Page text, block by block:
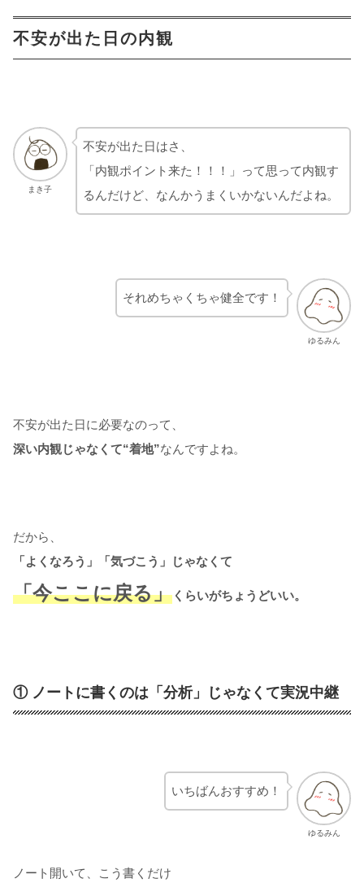
不安が出た日の内観
まき子
不安が出た日はさ、
「内観ポイント来た！！！」って思って内観す
るんだけど、なんかうまくいかないんだよね。
ゆるみん
それめちゃくちゃ健全です！
不安が出た日に必要なのって、
深い内観じゃなくて“着地”なんですよね。
だから、
「よくなろう」「気づこう」じゃなくて
「今ここに戻る」 くらいがちょうどいい。
① ノートに書くのは「分析」じゃなくて実況中継
ゆるみん
いちばんおすすめ！
ノート開いて、こう書くだけ